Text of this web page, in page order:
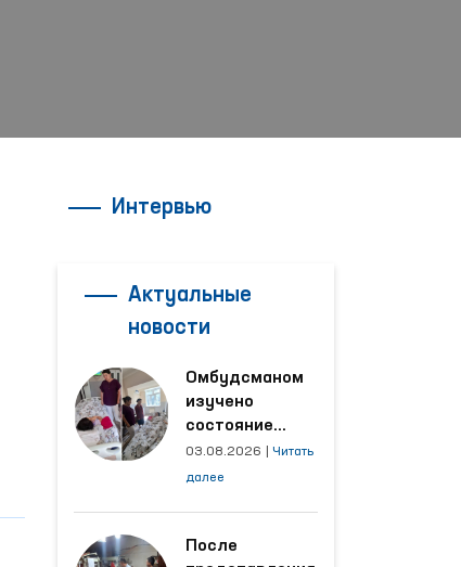
Интервью
Актуальные
новости
Омбудсманом
изучено
состояние
женщины,
пострадавшей от
области
03.08.2026
Читать
далее
После